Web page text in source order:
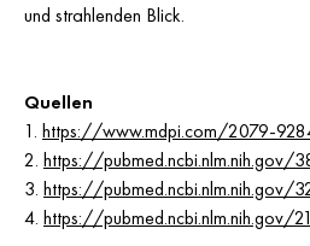
und strahlenden Blick.
Quellen
1. https://www.mdpi.com/2079-
2. https://
3. https://pubmed.ncbi.nlm.nih.gov/
4. https://pubmed.ncbi.nlm.nih.gov/